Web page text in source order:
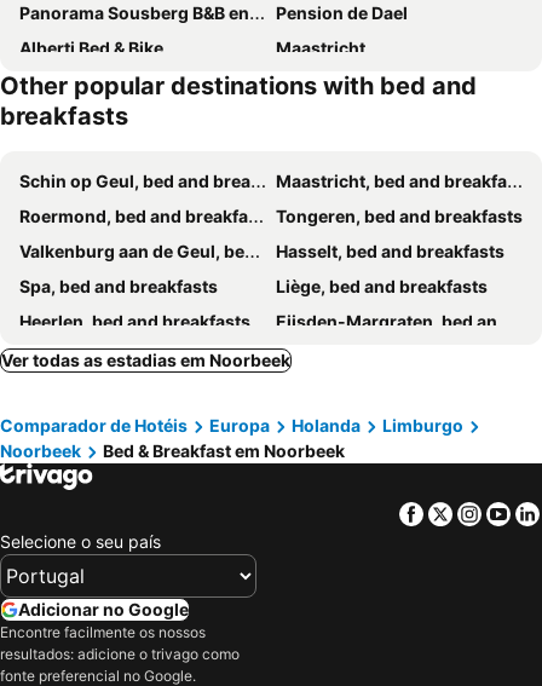
Panorama Sousberg B&B en appartementen
Pension de Dael
Alberti Bed & Bike
Maastricht
B&B De Hofnar Maastricht
Chez Hélène Luxury BNB
côté verger B&B
Other popular destinations with bed and
breakfasts
Schin op Geul, bed and breakfasts
Maastricht, bed and breakfasts
Roermond, bed and breakfasts
Tongeren, bed and breakfasts
Valkenburg aan de Geul, bed and breakfasts
Hasselt, bed and breakfasts
Spa, bed and breakfasts
Liège, bed and breakfasts
Heerlen, bed and breakfasts
Eijsden-Margraten, bed and breakfasts
Sittard, bed and breakfasts
Dilsen-Stokkem, bed and breakfasts
Heers, bed and breakfasts
Borgloon, bed and breakfasts
Heimbach, bed and breakfasts
Malmedy, bed and breakfasts
Ohé en Laak, bed and breakfasts
Nuth, bed and breakfasts
Stoumont, bed and breakfasts
Maaseik, bed and breakfasts
Lanaken, bed and breakfasts
Vijlen, bed and breakfasts
Ferrières, bed and breakfasts
Ver todas as estadias em Noorbeek
Comparador de Hotéis Europa Holanda
Limburgo
Noorbeek
Bed & Breakfast em Noorbeek
Facebook
Twitter
Selecione o seu país
Adicionar no Google
Encontre facilmente os nossos
resultados: adicione o trivago como
fonte preferencial no Google.